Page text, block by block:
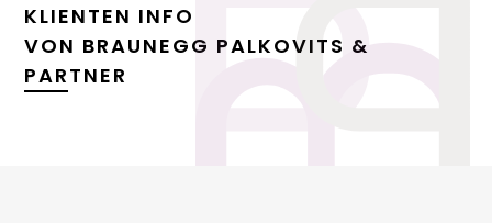
KLIENTEN INFO
VON BRAUNEGG PALKOVITS &
PARTNER